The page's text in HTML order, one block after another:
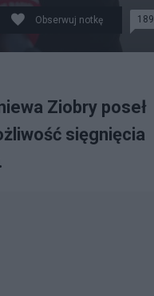
Obserwuj notkę 189
Ziobry poseł
sięgnięcia